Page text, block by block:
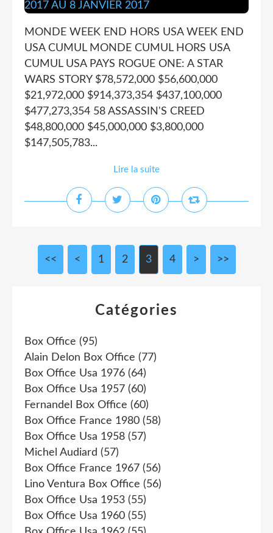
MONDE WEEK END HORS USA WEEK END
USA CUMUL MONDE CUMUL HORS USA
CUMUL USA PAYS ROGUE ONE: A STAR
WARS STORY $78,572,000 $56,600,000
$21,972,000 $914,373,354 $437,100,000
$477,273,354 58 ASSASSIN'S CREED
$48,800,000 $45,000,000 $3,800,000
$147,505,783...
Lire la suite
<< < 1 2 3 4 > >>
Catégories
Box Office (95)
Alain Delon Box Office (77)
Box Office Usa 1976 (64)
Box Office Usa 1957 (60)
Fernandel Box Office (60)
Box Office France 1980 (58)
Box Office Usa 1958 (57)
Michel Audiard (57)
Box Office France 1967 (56)
Lino Ventura Box Office (56)
Box Office Usa 1953 (55)
Box Office Usa 1960 (55)